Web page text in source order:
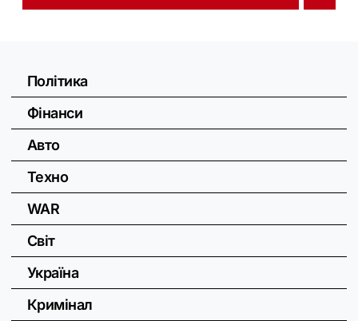
Політика
Фінанси
Авто
Техно
WAR
Світ
Україна
Кримінал